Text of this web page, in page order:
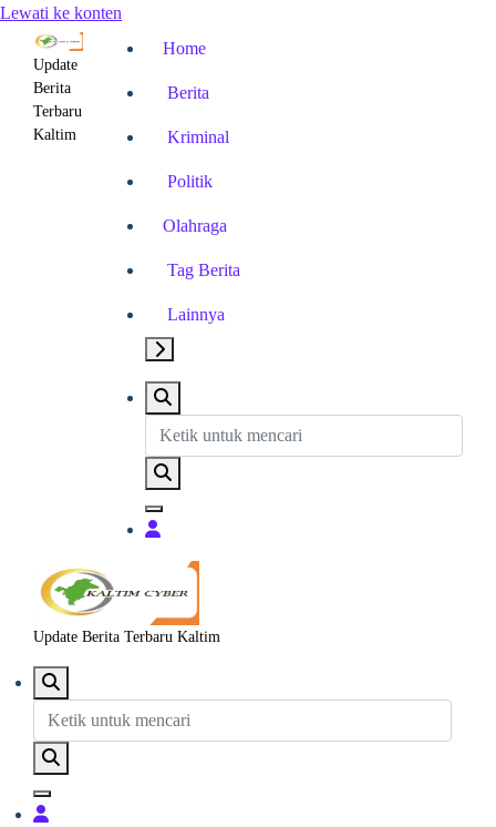
Lewati ke konten
Update
Berita
Terbaru
Kaltim
Home
Berita
Kriminal
Politik
Olahraga
Tag Berita
Lainnya
Update Berita Terbaru Kaltim